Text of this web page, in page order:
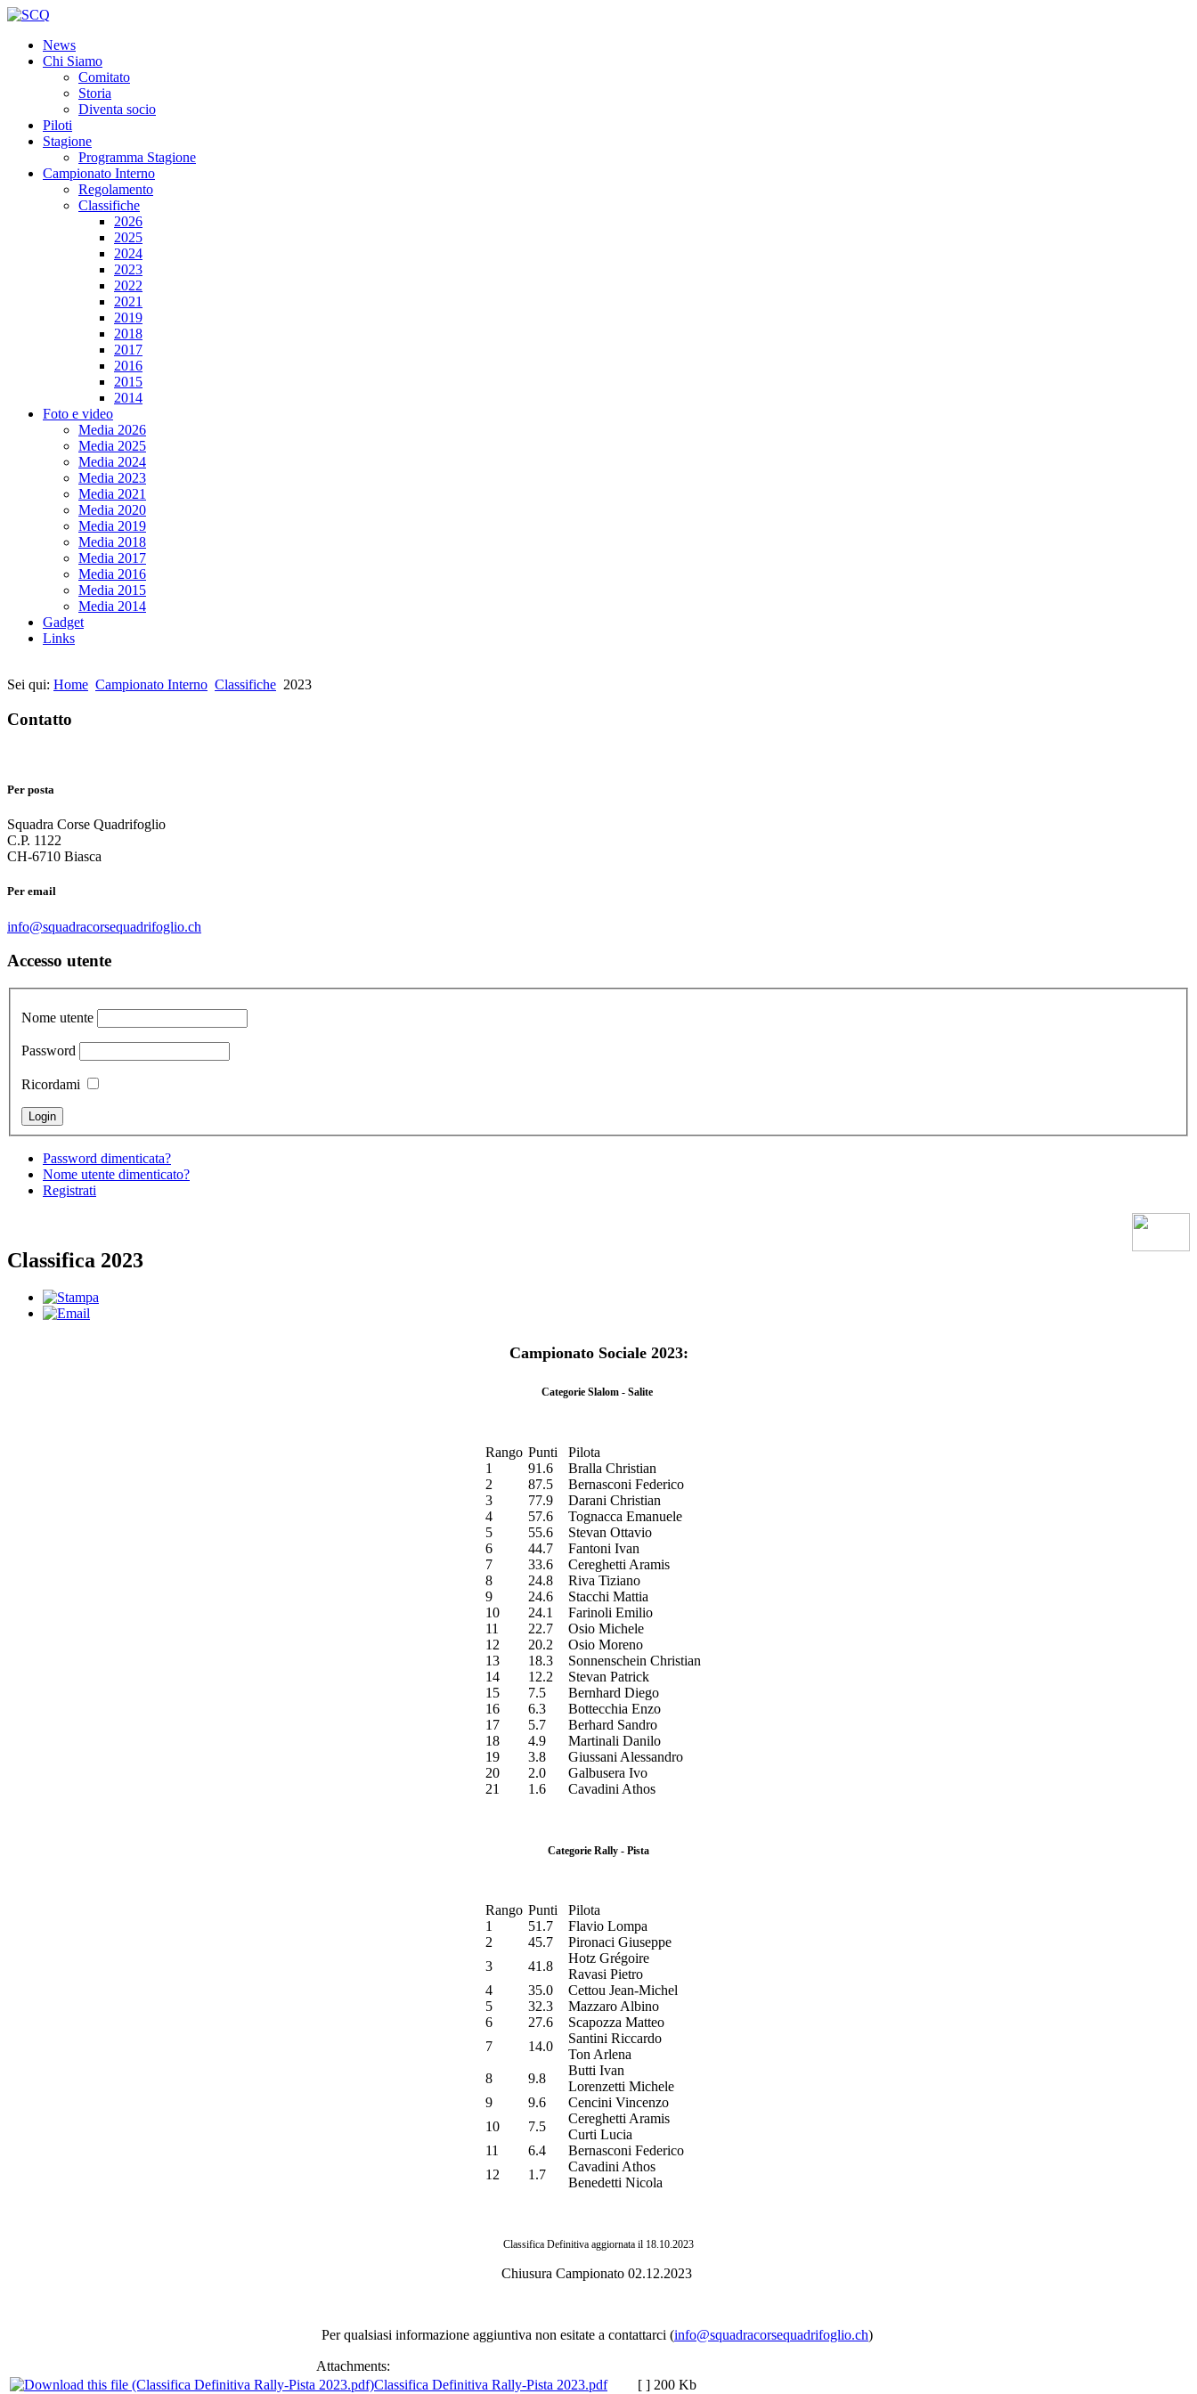
News
Chi Siamo
Comitato
Storia
Diventa socio
Piloti
Stagione
Programma Stagione
Campionato Interno
Regolamento
Classifiche
2026
2025
2024
2023
2022
2021
2019
2018
2017
2016
2015
2014
Foto e video
Media 2026
Media 2025
Media 2024
Media 2023
Media 2021
Media 2020
Media 2019
Media 2018
Media 2017
Media 2016
Media 2015
Media 2014
Gadget
Links
Sei qui: Home Campionato Interno Classifiche 2023
Contatto
Per posta
Squadra Corse Quadrifoglio
C.P. 1122
CH-6710 Biasca
Per email
info@squadracorsequadrifoglio.ch
Accesso utente
Nome utente
Password
Ricordami
Password dimenticata?
Nome utente dimenticato?
Registrati
Classifica 2023
Campionato Sociale 2023:
Categorie Slalom - Salite
Rango Punti
Pilota
1
91.6
Bralla Christian
2
87.5
Bernasconi Federico
3
77.9
Darani Christian
4
57.6
Tognacca Emanuele
5
55.6
Stevan Ottavio
6
44.7
Fantoni Ivan
7
33.6
Cereghetti Aramis
8
24.8
Riva Tiziano
9
24.6
Stacchi Mattia
10
24.1
Farinoli Emilio
11
22.7
Osio Michele
12
20.2
Osio Moreno
13
18.3
Sonnenschein Christian
14
12.2
Stevan Patrick
15
7.5
Bernhard Diego
16
6.3
Bottecchia Enzo
17
5.7
Berhard Sandro
18
4.9
Martinali Danilo
19
3.8
Giussani Alessandro
20
2.0
Galbusera Ivo
21
1.6 Cavadini Athos
Categorie Rally - Pista
Rango Punti
Pilota
1
51.7
Flavio Lompa
2
45.7
Pironaci Giuseppe
3
41.8
Hotz Grégoire
Ravasi Pietro
4
35.0
Cettou Jean-Michel
5
32.3
Mazzaro Albino
6
27.6
Scapozza Matteo
7
14.0
Santini Riccardo
Ton Arlena
8
9.8
Butti Ivan
Lorenzetti Michele
9
9.6
Cencini Vincenzo
10
7.5
Cereghetti Aramis
Curti Lucia
11
6.4
Bernasconi Federico
12
1.7
Cavadini Athos
Benedetti Nicola
Classifica Definitiva aggiornata il 18.10.2023
Chiusura Campionato 02.12.2023
Per qualsiasi informazione aggiuntiva non esitate a contattarci (info@squadracorsequadrifoglio.ch)
Attachments:
Classifica Definitiva Rally-Pista 2023.pdf
[ ] 200 Kb